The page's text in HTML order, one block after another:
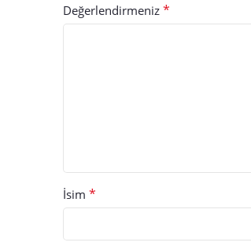
Değerlendirmeniz *
İsim *